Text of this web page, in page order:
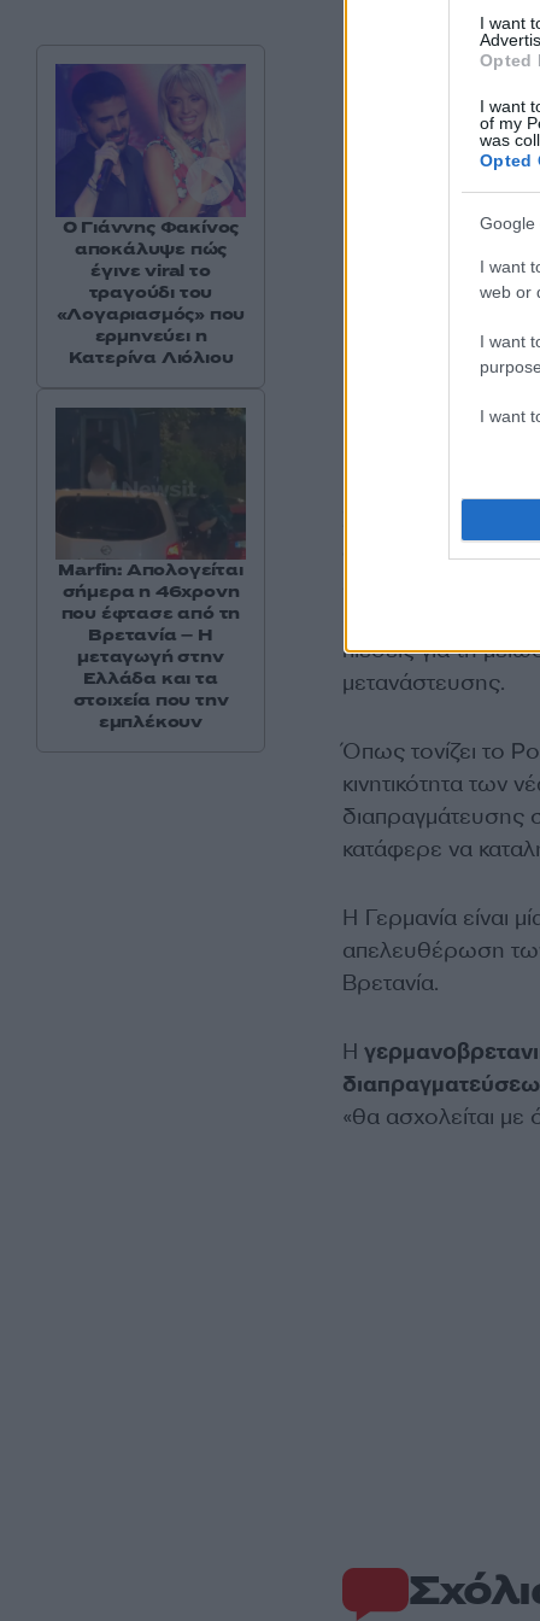
I want
Opted
I want
of my
was
Opted
Google
I want
web or
I want
I want
Στο κείμενο θα
αντιμετώπιση
ένα ευαίσθητο
πιέσεις για τη
μετανάστευσης.
Όπως τονίζει το
κινητικότητα των
διαπραγμάτευσης
κατάφερε να
Η Γερμανία είναι
απελευθέρωση
Βρετανία.
Η
«θα ασχολείται
Ο Γιάννης Φακίνος
αποκάλυψε πώς
έγινε viral το
τραγούδι του
«Λογαριασμός» που
ερμηνεύει η
Κατερίνα Λιόλιου
Marfin: Απολογείται
σήμερα η 46χρονη
που έφτασε από τη
Βρετανία – Η
μεταγωγή στην
Ελλάδα και τα
στοιχεία που την
εμπλέκουν